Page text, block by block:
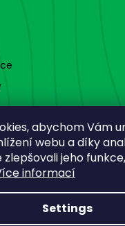
abychom Vám
webu a díky
jeho
informací
Settings
Created by Shoptet